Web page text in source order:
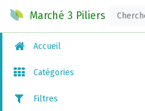
Marché 3 Piliers
Accueil
Catégories
Filtres